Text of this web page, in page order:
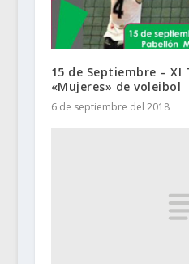
15 de Septiembre – XI
«Mujeres» de voleibol
6 de septiembre del 2018